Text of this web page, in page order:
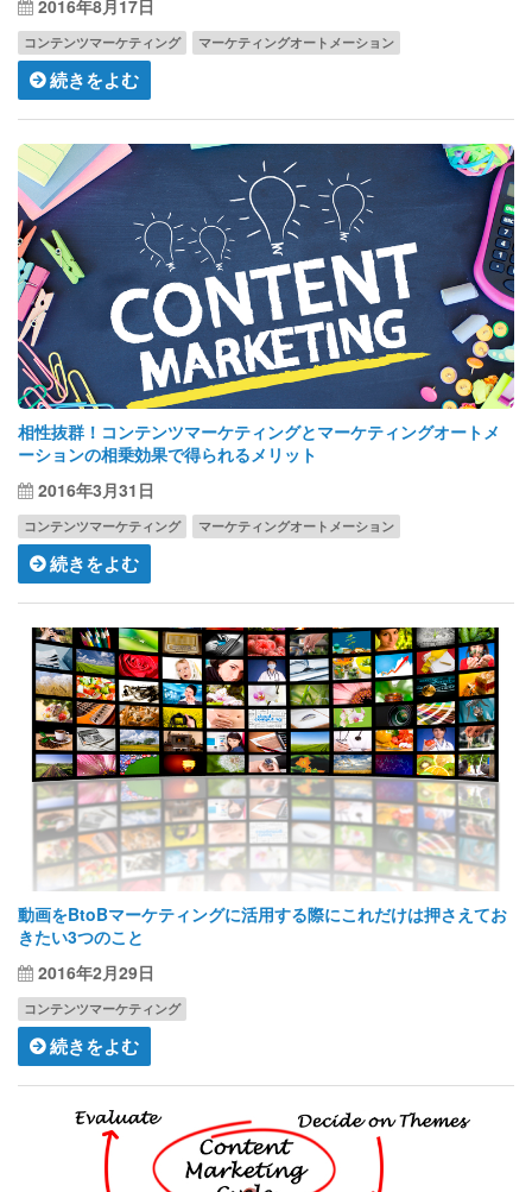
2016年8月17日
コンテンツマーケティング マーケティングオートメーション
続きをよむ
相性抜群！コンテンツマーケティングとマーケティングオートメ
ーションの相乗効果で得られるメリット
2016年3月31日
コンテンツマーケティング マーケティングオートメーション
続きをよむ
動画をBtoBマーケティングに活用する際にこれだけは押さえてお
きたい3つのこと
2016年2月29日
コンテンツマーケティング
続きをよむ